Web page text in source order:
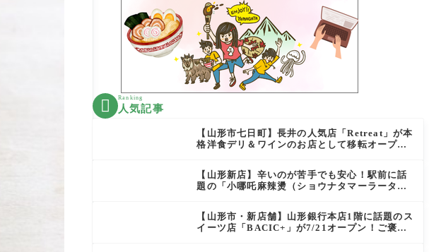
 Ranking
人気記事
【山形市七日町】長井の人気店「Retreat」が本
格洋食デリ＆ワインのお店として移転オープン
【山形新店】辛いのが苦手でも安心！駅前に話
題の「小哪吒麻辣燙（ショウナタマーラータ
【山形市・新店舗】山形銀行本店1階に話題のス
イーツ店「BACIC+」が7/21オープン！ご褒美